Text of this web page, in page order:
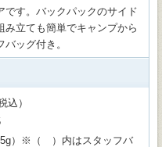
です。バックパックのサイド
立ても簡単でキャンプから
ッグ付き。
込）
）※（ ）内はスタッフバ